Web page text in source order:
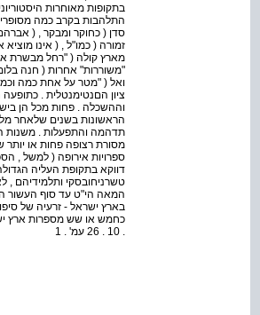
בתקופות מאוחרות
התלהבות בקרב כמה מסופרי
סדן ( כחוקר ומבקר , (
זמורה ( כמו"ל , ( אינו
מארץ קולה ( "רחל מבשרת או
"משוררות" אחרות ( חנה
ואל ( "מטר על אחת כמה
ציון הםנטימנטלית .
וההשכלה . פחות מכל הן
הראשונות בשנים שלאחר
תדהמה והתפעלות . משנות
מסורת רצופה פחות או יותר
ספרויות אירופה ( למשל ,
דווקא בתקופת העליה
טשרניחובסקי ותלמידיהם
המאה הי"ט עד סוף העשור
בארץ ישראל - זרעיה של